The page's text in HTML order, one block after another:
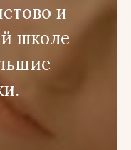
и
школе